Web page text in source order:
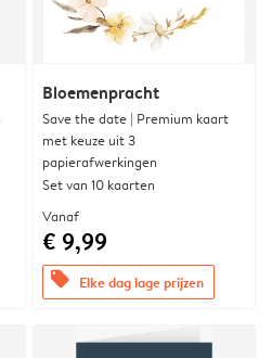
Bloemenpracht
Save the date | Premium kaart
met keuze uit 3
papierafwerkingen
Set van 10 kaarten
Vanaf
€ 9,99
offers Elke dag lage prijzen